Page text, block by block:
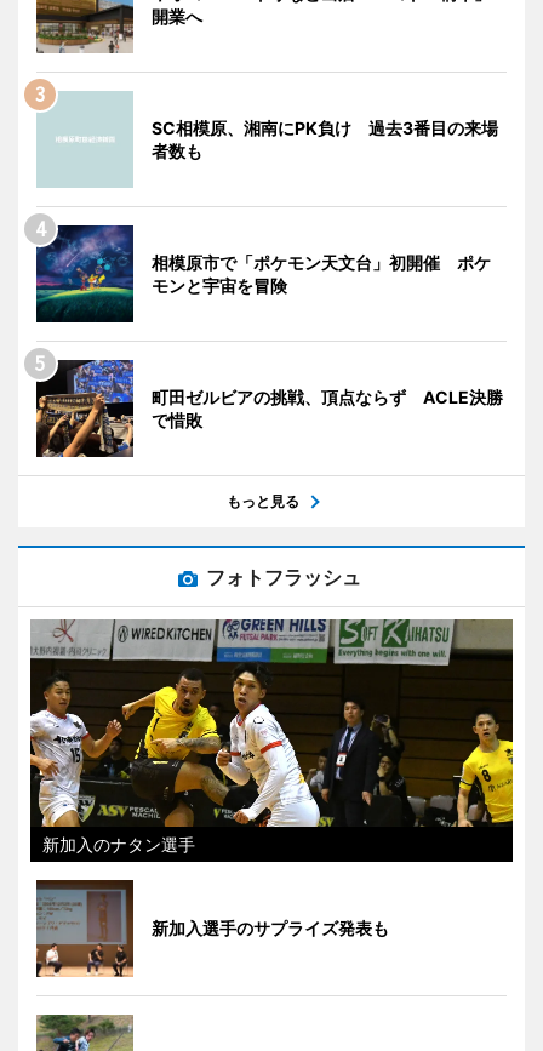
開業へ
SC相模原、湘南にPK負け 過去3番目の来場
者数も
相模原市で「ポケモン天文台」初開催 ポケ
モンと宇宙を冒険
町田ゼルビアの挑戦、頂点ならず ACLE決勝
で惜敗
もっと見る
フォトフラッシュ
新加入のナタン選手
新加入選手のサプライズ発表も